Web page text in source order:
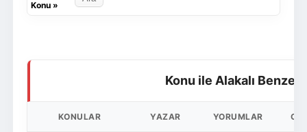
Konu»
Konu ile Alakalı Benzer
KONULAR YAZAR YORUMLAR